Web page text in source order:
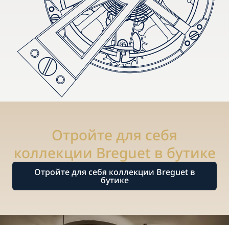
Отройте для себя
коллекции Breguet в бутике
Отройте для себя коллекции Breguet в
бутике